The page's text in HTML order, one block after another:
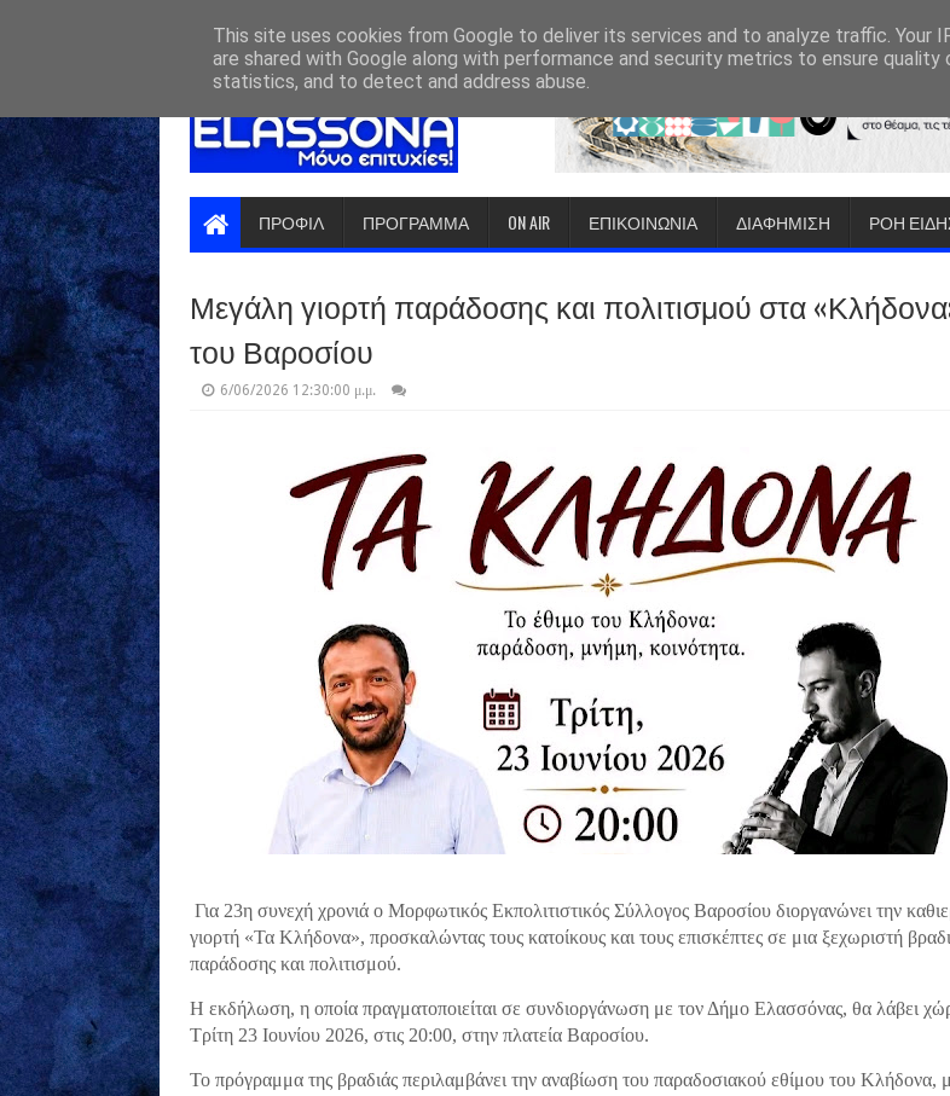
ΠΡΟΦΙΛ ΠΡΟΓΡΑΜΜΑ ON AIR ΕΠΙΚΟΙΝΩΝΙΑ ΔΙΑΦΗΜΙΣΗ ΡΟΗ
Μεγάλη γιορτή παράδοσης και πολιτισμού στα
του Βαροσίου
6/06/2026 12:30:00 μ.μ.
Για 23η συνεχή χρονιά ο Μορφωτικός Εκπολιτιστικός Σύλλογος Βαροσίου διοργανώνει την
γιορτή «Τα Κλήδονα», προσκαλώντας τους κατοίκους και τους επισκέπτες σε μια ξεχωριστή
παράδοσης και πολιτισμού.
Η εκδήλωση, η οποία πραγματοποιείται σε συνδιοργάνωση με τον Δήμο Ελασσόνας, θα λάβει
Τρίτη 23 Ιουνίου 2026, στις 20:00, στην πλατεία Βαροσίου.
Το πρόγραμμα της βραδιάς περιλαμβάνει την αναβίωση του παραδοσιακού εθίμου του Κλήδονα,
This site uses cookies from Google to deliver its services and to analyze traffic. Your
are shared with Google along with performance and security metrics to ensure quality
statistics, and to detect and address abuse.